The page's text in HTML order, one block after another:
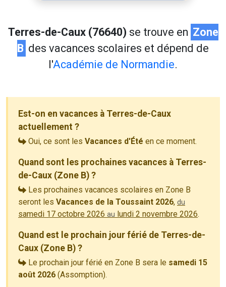
Terres-de-Caux (76640) se trouve en Zone
B des vacances scolaires et dépend de
l'Académie de Normandie.
Est-on en vacances à Terres-de-Caux
actuellement ?
Oui, ce sont les Vacances d'Été en ce moment.
Quand sont les prochaines vacances à Terres-
de-Caux (Zone B) ?
Les prochaines vacances scolaires en Zone B
seront les Vacances de la Toussaint 2026, du
samedi 17 octobre 2026 au lundi 2 novembre 2026.
Quand est le prochain jour férié de Terres-de-
Caux (Zone B) ?
Le prochain jour férié en Zone B sera le samedi 15
août 2026 (Assomption).